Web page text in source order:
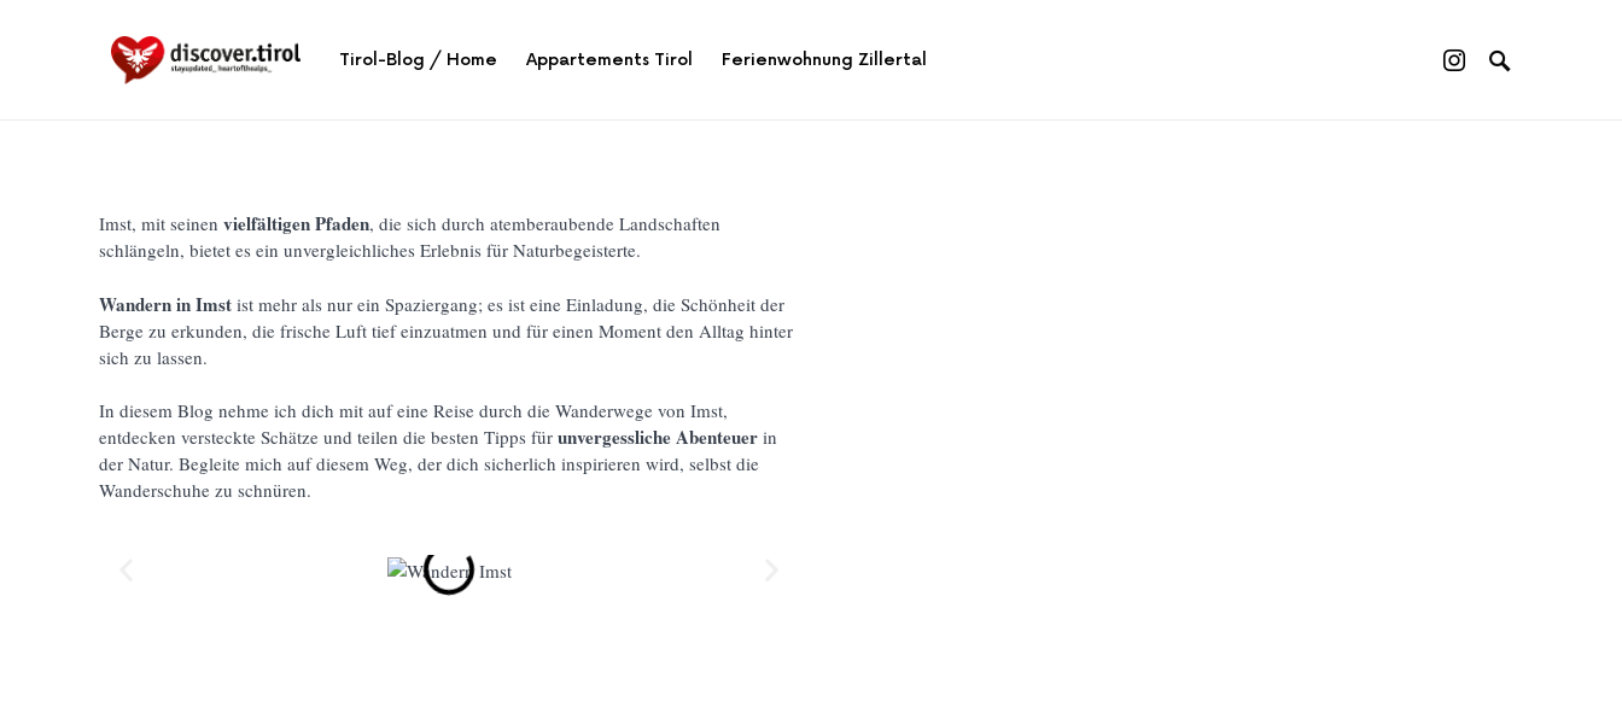
Tirol-Blog / Home Appartements Tirol Ferienwohnung Zillertal
Imst, mit seinen vielfältigen Pfaden, die sich durch atemberaubende Landschaften
schlängeln, bietet es ein unvergleichliches Erlebnis für Naturbegeisterte.
Wandern in Imst ist mehr als nur ein Spaziergang; es ist eine Einladung, die Schönheit der
Berge zu erkunden, die frische Luft tief einzuatmen und für einen Moment den Alltag hinter
sich zu lassen.
In diesem Blog nehme ich dich mit auf eine Reise durch die Wanderwege von Imst,
entdecken versteckte Schätze und teilen die besten Tipps für unvergessliche Abenteuer in
der Natur. Begleite mich auf diesem Weg, der dich sicherlich inspirieren wird, selbst die
Wanderschuhe zu schnüren.